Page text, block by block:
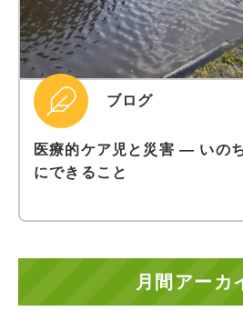
ブログ
医療的ケア児と災害 ― いの
にできること
月間アーカ